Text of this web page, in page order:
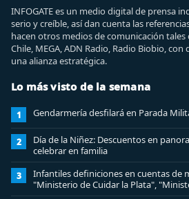
INFOGATE es un medio digital de prensa
serio y creíble, así dan cuenta las
hacen otros medios de comunicación tales
Chile, MEGA, ADN Radio, Radio Biobio,
una alianza estratégica.
Lo más visto de la semana
1 Gendarmería desfilará en Parada
2
Día de la Niñez: Descuentos en
celebrar en familia
3
Infantiles definiciones en cuentas de
"Ministerio de Cuidar la Plata",